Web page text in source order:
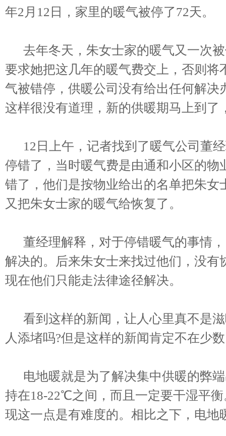
年2月12日，家里的暖气被停了72天。
去年冬天，朱女士家的暖气又一次
要求她把这几年的暖气费交上，否则
气被错停，供暖公司没有给出任何解
这样很没有道理，新的供暖期马上到了
12日上午，记者找到了暖气公司董
停错了，当时暖气费是由通和小区的
错了，他们是按物业给出的名单把朱
又把朱女士家的暖气给恢复了。
董经理解释，对于停错暖气的事情
解决的。后来朱女士来找过他们，没
现在他们只能走法律途径解决。
看到这样的新闻，让人心里真不是
人添堵吗?但是这样的新闻肯定不在少
电地暖就是为了解决集中供暖的弊
持在18-22℃之间，而且一定要干湿平
现这一点是有难度的。相比之下，电地